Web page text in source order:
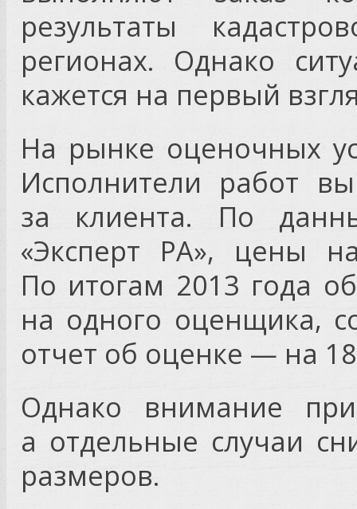
результаты
регионах. Однако
кажется на первый
На рынке оценочных
Исполнители работ
за клиента. По
«Эксперт РА», цены
По итогам 2013 года
на одного оценщика,
отчет об оценке — на
Однако внимание
а отдельные случаи
размеров.